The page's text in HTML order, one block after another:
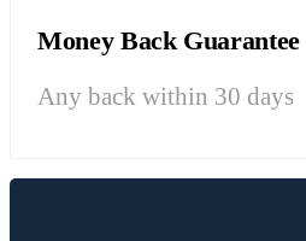
Money Back Guarantee
Any back within 30 days